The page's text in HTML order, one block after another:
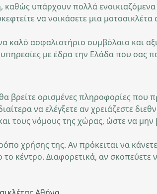
υπάρχουν πολλά
να νοικάσετε μια
καλό ασφαλιστήριο συμβόλαιο
με έδρα την Ελάδα που σας
βρείτε ορισμένες πληροφορίες που
να ελέγξετε αν χρειάζεστε
τους νόμους της χώρας, ώστε να
χρήσης της. Αν πρόκειται να
κέντρο. Διαφορετικά, αν σκοπεύετε